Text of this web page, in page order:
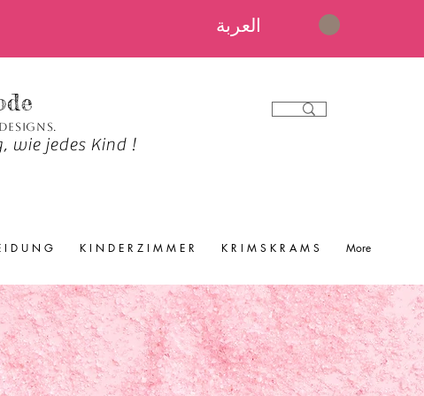
العربة
wie jedes Kind !
I D U N G K I N D E R Z I M M E R K R I M S K R A M S More